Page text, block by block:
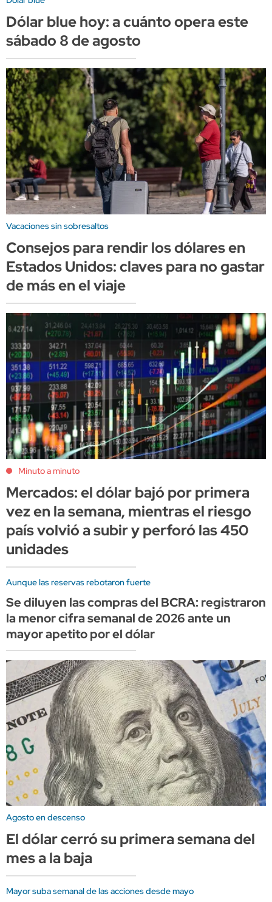
Dólar blue hoy: a cuánto opera este
sábado 8 de agosto
Vacaciones sin sobresaltos
Consejos para rendir los dólares en
Estados Unidos: claves para no gastar
de más en el viaje
Minuto a minuto
Mercados: el dólar bajó por primera
vez en la semana, mientras el riesgo
país volvió a subir y perforó las 450
unidades
Aunque las reservas rebotaron fuerte
Se diluyen las compras del BCRA: registraron
la menor cifra semanal de 2026 ante un
mayor apetito por el dólar
Agosto en descenso
El dólar cerró su primera semana del
mes a la baja
Mayor suba semanal de las acciones desde mayo